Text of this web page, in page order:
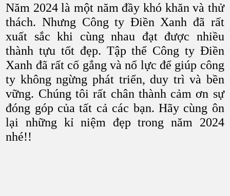
Năm 2024 là một năm đầy khó khăn và thử
thách. Nhưng Công ty Điền Xanh đã rất
xuất sắc khi cùng nhau đạt được nhiều
thành tựu tốt đẹp. Tập thể Công ty Điền
Xanh đã rất cố gắng và nổ lực để giúp công
ty không ngừng phát triển, duy trì và bền
vững. Chúng tôi rất chân thành cảm ơn sự
đóng góp của tất cả các bạn. Hãy cùng ôn
lại những kỉ niệm đẹp trong năm 2024
nhé!!